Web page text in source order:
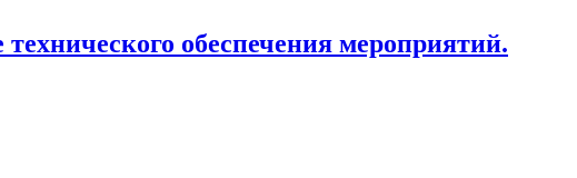
обеспечения мероприятий.